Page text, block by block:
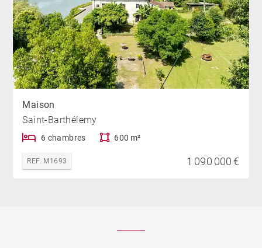
Maison
Saint-Barthélemy
6 chambres 600 m²
REF. M1693 1 090 000 €